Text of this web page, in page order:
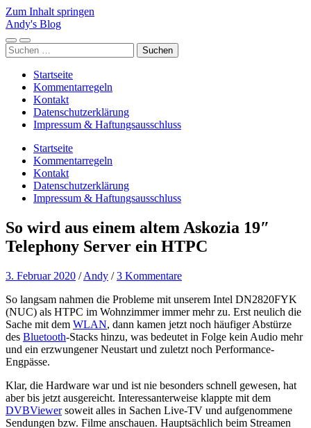
Zum Inhalt springen
Andy's Blog
Mobile-
Menü
Suchfeld
ein-/ausblenden
Suchen
nach:
Startseite
Kommentarregeln
Kontakt
Datenschutzerklärung
Impressum & Haftungsausschluss
Startseite
Kommentarregeln
Kontakt
Datenschutzerklärung
Impressum & Haftungsausschluss
So wird aus einem altem Askozia 19″
Telephony Server ein HTPC
3. Februar 2020 /Andy /3 Kommentare
So langsam nahmen die Probleme mit unserem Intel DN2820FYK
(NUC) als HTPC im Wohnzimmer immer mehr zu. Erst neulich die
Sache mit dem WLAN, dann kamen jetzt noch häufiger Abstürze
des Bluetooth-Stacks hinzu, was bedeutet in Folge kein Audio mehr
und ein erzwungener Neustart und zuletzt noch Performance-
Engpässe.
Klar, die Hardware war und ist nie besonders schnell gewesen, hat
aber bis jetzt ausgereicht. Interessanterweise klappte mit dem
DVBViewersoweit alles in Sachen Live-TV und aufgenommene
Sendungen bzw. Filme anschauen. Hauptsächlich beim Streamen